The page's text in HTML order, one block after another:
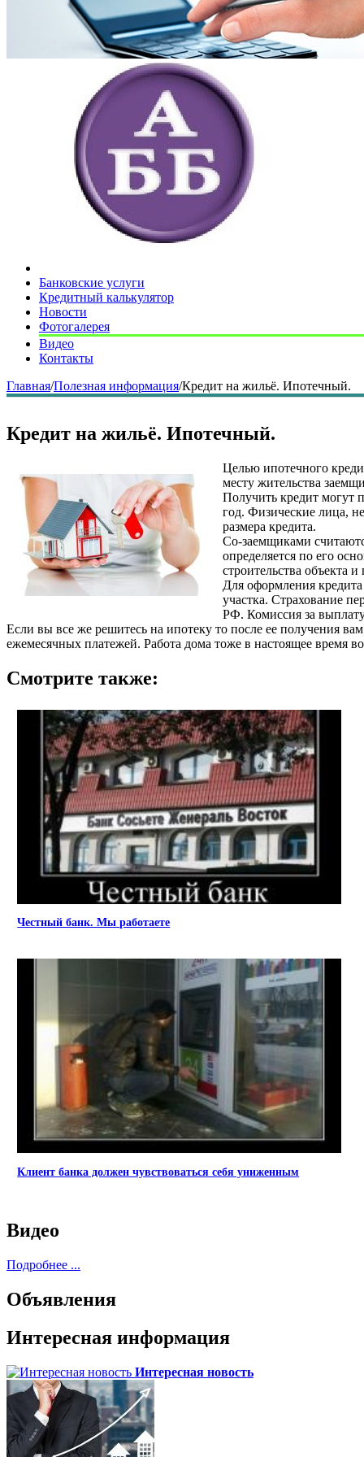
Банковские услуги
Кредитный калькулятор
Новости
Фотогалерея
Видео
Контакты
Главная/Полезная информация/Кредит на жильё. Ипотечный.
Кредит на жильё. Ипотечный.
Целью ипотечного
месту жительства
Получить кредит могут
год. Физические лица,
размера кредита.
Со-заемщиками
определяется по его
строительства объекта
Для оформления кредита
участка. Страхование
РФ. Комиссия за
Если вы все же решитесь на ипотеку то после ее получения
ежемесячных платежей. Работа дома тоже в настоящее время
Смотрите также:
Честный банк. Мы работаете
Клиент банка должен чувствоваться себя униженным
Видео
Подробнее ...
Объявления
Интересная информация
Интересная новость